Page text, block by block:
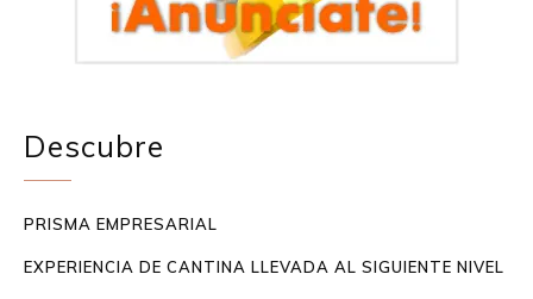
Descubre
PRISMA EMPRESARIAL
EXPERIENCIA DE CANTINA LLEVADA AL SIGUIENTE NIVEL